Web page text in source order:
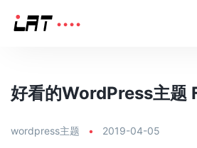
好看的WordPress主题
wordpress主题 • 2019-04-05